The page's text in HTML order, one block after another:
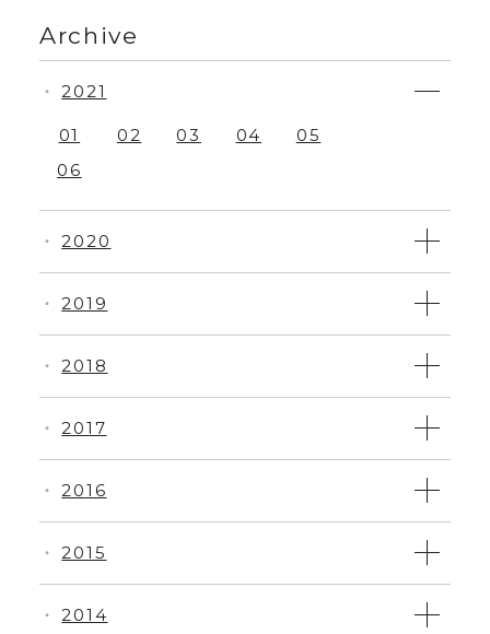
Archive
・ 2014
・ 2015
・ 2016
・ 2017
・ 2018
・ 2019
・ 2020
・ 2021
01 02 03 04
05
06